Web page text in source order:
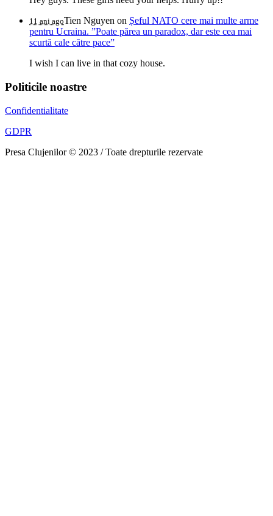
11 ani agoTien Nguyen on Șeful NATO cere mai multe arme
pentru Ucraina. ”Poate părea un paradox, dar este cea mai
scurtă cale către pace”
I wish I can live in that cozy house.
Politicile noastre
Confidentialitate
GDPR
Presa Clujenilor © 2023 / Toate drepturile rezervate